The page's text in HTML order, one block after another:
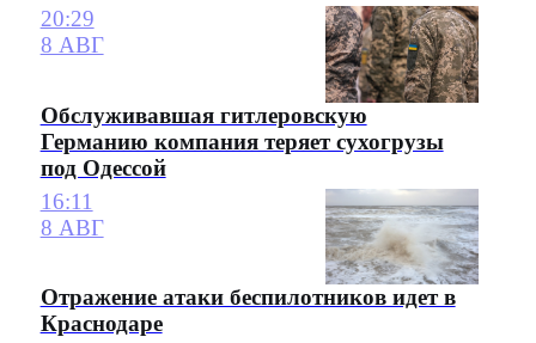
20:29
8 АВГ
Обслуживавшая гитлеровскую
Германию компания теряет сухогрузы
под Одессой
16:11
8 АВГ
Отражение атаки беспилотников идет в
Краснодаре